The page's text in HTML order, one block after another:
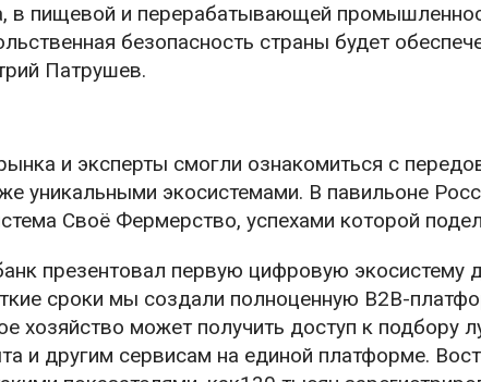
в пищевой и перерабатывающей
безопасность страны будет
Патрушев.
и эксперты смогли ознакомиться с
уникальными экосистемами. В павильоне
Своё Фермерство, успехами которой
презентовал первую цифровую экосистему
сроки мы создали полноценную B2B-
хозяйство может получить доступ к подбору
и другим сервисам на единой платформе.